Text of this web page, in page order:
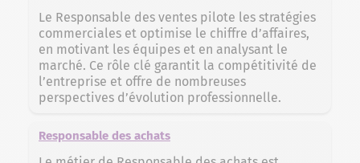
Le Responsable des ventes pilote les stratégies
commerciales et optimise le chiffre d’affaires,
en motivant les équipes et en analysant le
marché. Ce rôle clé garantit la compétitivité de
l’entreprise et offre de nombreuses
perspectives d’évolution professionnelle.
Responsable des achats